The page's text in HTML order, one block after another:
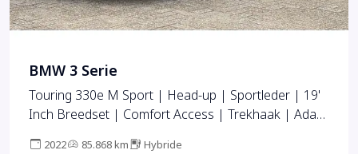
BMW 3 Serie
Touring 330e M Sport | Head-up | Sportleder | 19'
Inch Breedset | Comfort Access | Trekhaak | Adap.
2022 85.868 km Hybride